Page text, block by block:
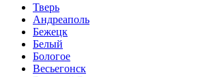
Тверь
Андреаполь
Бежецк
Белый
Бологое
Весьегонск